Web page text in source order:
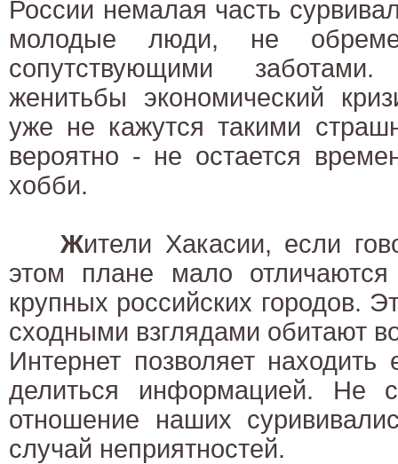
России немалая часть
молодые люди, не
сопутствующими
женитьбы экономический
уже не кажутся такими
вероятно - не остается
хобби.
Жители Хакасии, если
этом плане мало
крупных российских городов.
сходными взглядами обитают
Интернет позволяет
делиться информацией. Не
отношение наших
случай неприятностей.